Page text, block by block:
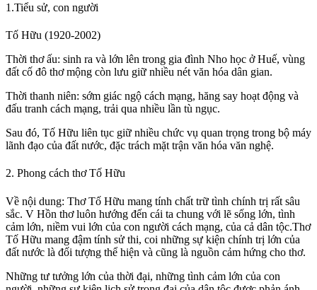
1.Tiểu sử, con người
Tố Hữu (1920-2002)
Thời thơ ấu: sinh ra và lớn lên trong gia đình Nho học ở Huế, vùng
đất cố đô thơ mộng còn lưu giữ nhiều nét văn hóa dân gian.
Thời thanh niên: sớm giác ngộ cách mạng, hăng say hoạt động và
đấu tranh cách mạng, trải qua nhiều lần tù ngục.
Sau đó, Tố Hữu liên tục giữ nhiều chức vụ quan trọng trong bộ máy
lãnh đạo của đất nước, đặc trách mặt trận văn hóa văn nghệ.
2. Phong cách thơ Tố Hữu
Về nội dung: Thơ Tố Hữu mang tính chất trữ tình chính trị rất sâu
sắc. V Hồn thơ luôn hướng đến cái ta chung với lẽ sống lớn, tình
cảm lớn, niềm vui lớn của con người cách mạng, của cả dân tộc.Thơ
Tố Hữu mang đậm tính sử thi, coi những sự kiện chính trị lớn của
đất nước là đối tượng thể hiện và cũng là nguồn cảm hứng cho thơ.
Những tư tưởng lớn của thời đại, những tình cảm lớn của con